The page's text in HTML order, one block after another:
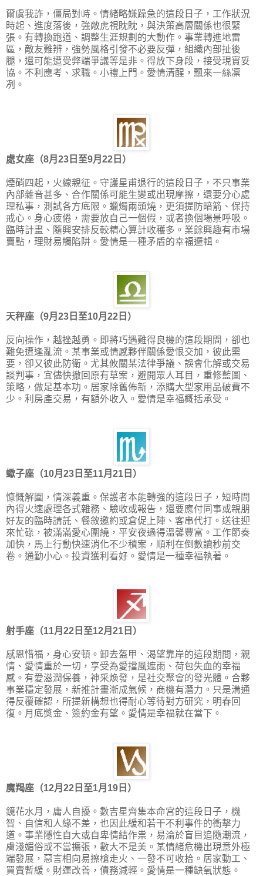
爾虞我詐，僵局對峙。情緒略嫌躁急的這段日子，工作狀況
時起、進度落後，強敵虎視眈眈，與決策高層關係也很緊
張。有轉換跑道、調整生涯規劃的大動作。事業轉進地雷
區，敵友難辨，強勢風格引發不必要反彈，組織內部扯後
腿，還可能遭受弊端爭議等是非。得放下身段，接受現實妥
協。不利應考、求職。小禮上門。愛情清醒，飄來一絲凜
冽。
處女座（8月23日至9月22日）
煙硝四起，火線親征。守護星甫退行的這段日子，不只事業
內部雜音甚多、合作關係可能生變或出現摩擦，還要分心處
理私事，測試各方底限。蠟燭兩頭燒，更須提防暗箭、保持
戒心。身心疲倦，需要放自己一個假，或者換個場景呼吸。
臨時計畫、隨興安排反較精心算計收穫多。業餘興趣有市場
賣點，理財易觸陷阱。愛情是一種矛盾的幸福邏輯。
天秤座（9月23日至10月22日）
反向操作，越挫越勇。即將巧遇難得良機的這段期間，卻也
難免遭逢亂流。某事業或情感夥伴關係愛恨交加，彼此需
要，卻又彼此防衛。尤其攸關某法律爭議、誤會化解或交易
談判事，宜儘快撤回原有草案，避開眾人耳目，重修藍圖、
策略，做足基本功。居家除舊佈新，添購大型家用品破費不
少。利房產交易，有額外收入。愛情是幸福概括承受。
蠍子座（10月23日至11月21日）
慷慨解圍，情深義重。保護者本能轉強的這段日子，短時間
內得火速處理各式雜務、驗收或報告，還要應付同事或親朋
好友的臨時請託、餐敘邀約或倉促上陣、客串代打。送往迎
來忙碌，被滿滿愛心圍繞，平安夜過得溫馨豐富。工作節奏
加快，馬上行動快速消化不少積案，順利在倒數讀秒前交
卷。通勤小心。投資獲利看好。愛情是一種幸福執著。
射手座（11月22日至12月21日）
感恩惜福，身心安頓。卸去盔甲、渴望靠岸的這段期間，親
情、愛情重於一切，享受為愛擋風遮雨、荷包失血的幸福
感。有愛滋潤保養，神采煥發，是社交聚會的發光體。合夥
事業穩定發展，新推計畫漸成氣候，商機有潛力。只是溝通
得反覆確認，所提新構想也得耐心等待對方研究，明春回
復。月底獎金、簽約金有望。愛情是幸福就在當下。
魔羯座（12月22日至1月19日）
鏡花水月，庸人自擾。數吉星齊集本命宮的這段日子，機
智、自信和人緣不差，也因此緩和若干不利事件的衝擊力
道。事業隱性自大或自卑情結作祟，易淪於盲目追隨潮流，
膚淺媚俗或不當擴張，數大不是美。某情緒危機出現意外極
端發展，惡言相向易擦槍走火、一發不可收拾。居家動工、
買賣暫緩。財運改善，債務減輕。愛情是一種缺氧狀態。